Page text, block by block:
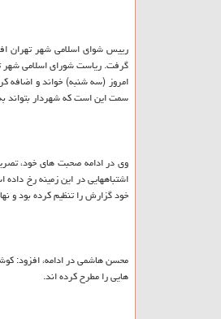
رییس شوای اسلامی شهر تهران
گرفت. ریاست شورای اسلامی شهر
امروز (سه شنبه) خواند و اضافه
سمت این است كه شهردار بتواند
وی در ادامه صحبت های خود،
اشتباههایی در این زمینه رخ
خود گزارش را تنظیم كرده بود و
محسن هاشمی در ادامه، افزود:
هایی را مطرح كرده اند.